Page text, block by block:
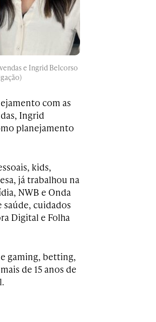
e Ingrid Belcorso
com as
Ingrid
planejamento
kids,
já trabalhou na
NWB e Onda
cuidados
Digital e Folha
gaming, betting,
de 15 anos de